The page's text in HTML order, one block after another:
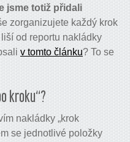
jsme totiž přidali
zorganizujete každý krok
od reportu nakládky
v tomto článku? To se
kroku“?
nakládky „krok
se jednotlivé položky